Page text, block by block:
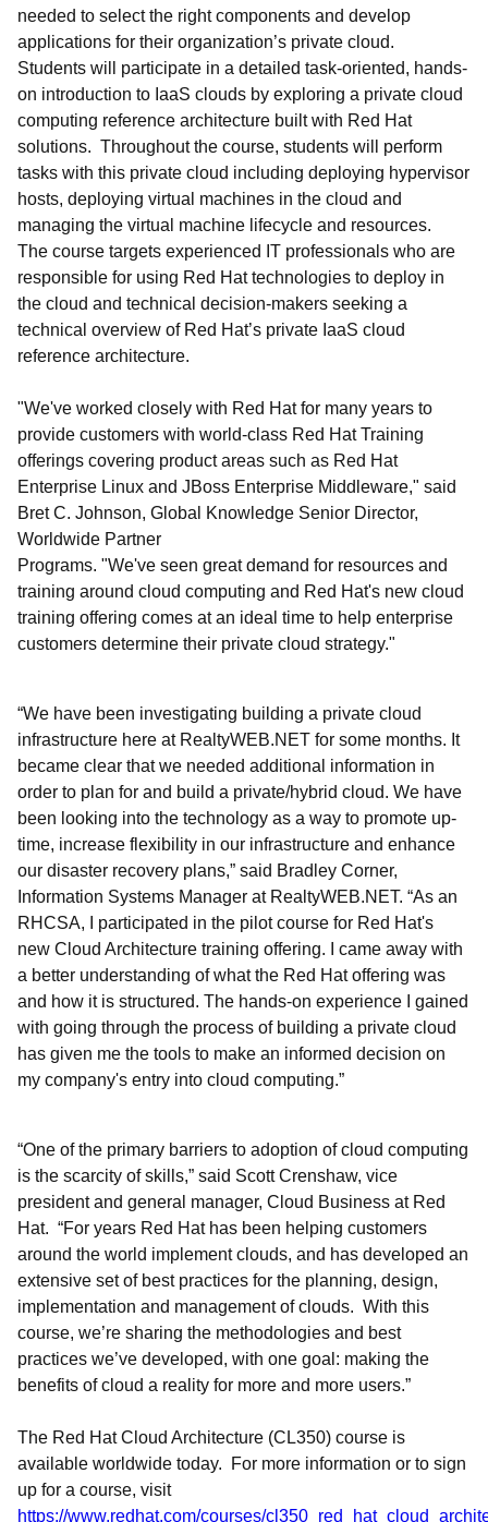
needed to select the right components and develop
applications for their organization’s private cloud.
Students will participate in a detailed task-oriented, hands-
on introduction to IaaS clouds by exploring a private cloud
computing reference architecture built with Red Hat
solutions. Throughout the course, students will perform
tasks with this private cloud including deploying hypervisor
hosts, deploying virtual machines in the cloud and
managing the virtual machine lifecycle and resources.
The course targets experienced IT professionals who are
responsible for using Red Hat technologies to deploy in
the cloud and technical decision-makers seeking a
technical overview of Red Hat’s private IaaS cloud
reference architecture.
"We've worked closely with Red Hat for many years to
provide customers with world-class Red Hat Training
offerings covering product areas such as Red Hat
Enterprise Linux and JBoss Enterprise Middleware," said
Bret C. Johnson, Global Knowledge Senior Director,
Worldwide Partner
Programs. "We've seen great demand for resources and
training around cloud computing and Red Hat's new cloud
training offering comes at an ideal time to help enterprise
customers determine their private cloud strategy."
“We have been investigating building a private cloud
infrastructure here at RealtyWEB.NET for some months. It
became clear that we needed additional information in
order to plan for and build a private/hybrid cloud. We have
been looking into the technology as a way to promote up-
time, increase flexibility in our infrastructure and enhance
our disaster recovery plans,” said Bradley Corner,
Information Systems Manager at RealtyWEB.NET. “As an
RHCSA, I participated in the pilot course for Red Hat's
new Cloud Architecture training offering. I came away with
a better understanding of what the Red Hat offering was
and how it is structured. The hands-on experience I gained
with going through the process of building a private cloud
has given me the tools to make an informed decision on
my company's entry into cloud computing.”
“One of the primary barriers to adoption of cloud computing
is the scarcity of skills,” said Scott Crenshaw, vice
president and general manager, Cloud Business at Red
Hat. “For years Red Hat has been helping customers
around the world implement clouds, and has developed an
extensive set of best practices for the planning, design,
implementation and management of clouds. With this
course, we’re sharing the methodologies and best
practices we’ve developed, with one goal: making the
benefits of cloud a reality for more and more users.”
The Red Hat Cloud Architecture (CL350) course is
available worldwide today. For more information or to sign
up for a course, visit
https://www.redhat.com/courses/